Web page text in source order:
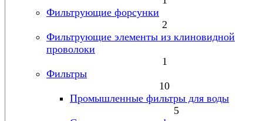
Фильтрующие форсунки
2
Фильтрующие элементы из клиновидной
проволоки
1
Фильтры
10
Промышленные фильтры для воды
5